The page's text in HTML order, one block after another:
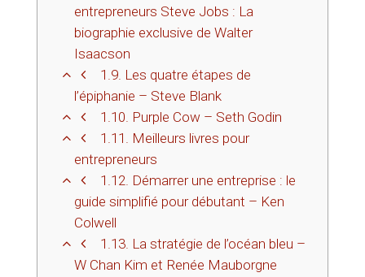
entrepreneurs Steve Jobs : La
biographie exclusive de Walter
Isaacson
1.9. Les quatre étapes de
l’épiphanie – Steve Blank
1.10. Purple Cow – Seth Godin
1.11. Meilleurs livres pour
entrepreneurs
1.12. Démarrer une entreprise : le
guide simplifié pour débutant – Ken
Colwell
1.13. La stratégie de l’océan bleu –
W Chan Kim et Renée Mauborgne